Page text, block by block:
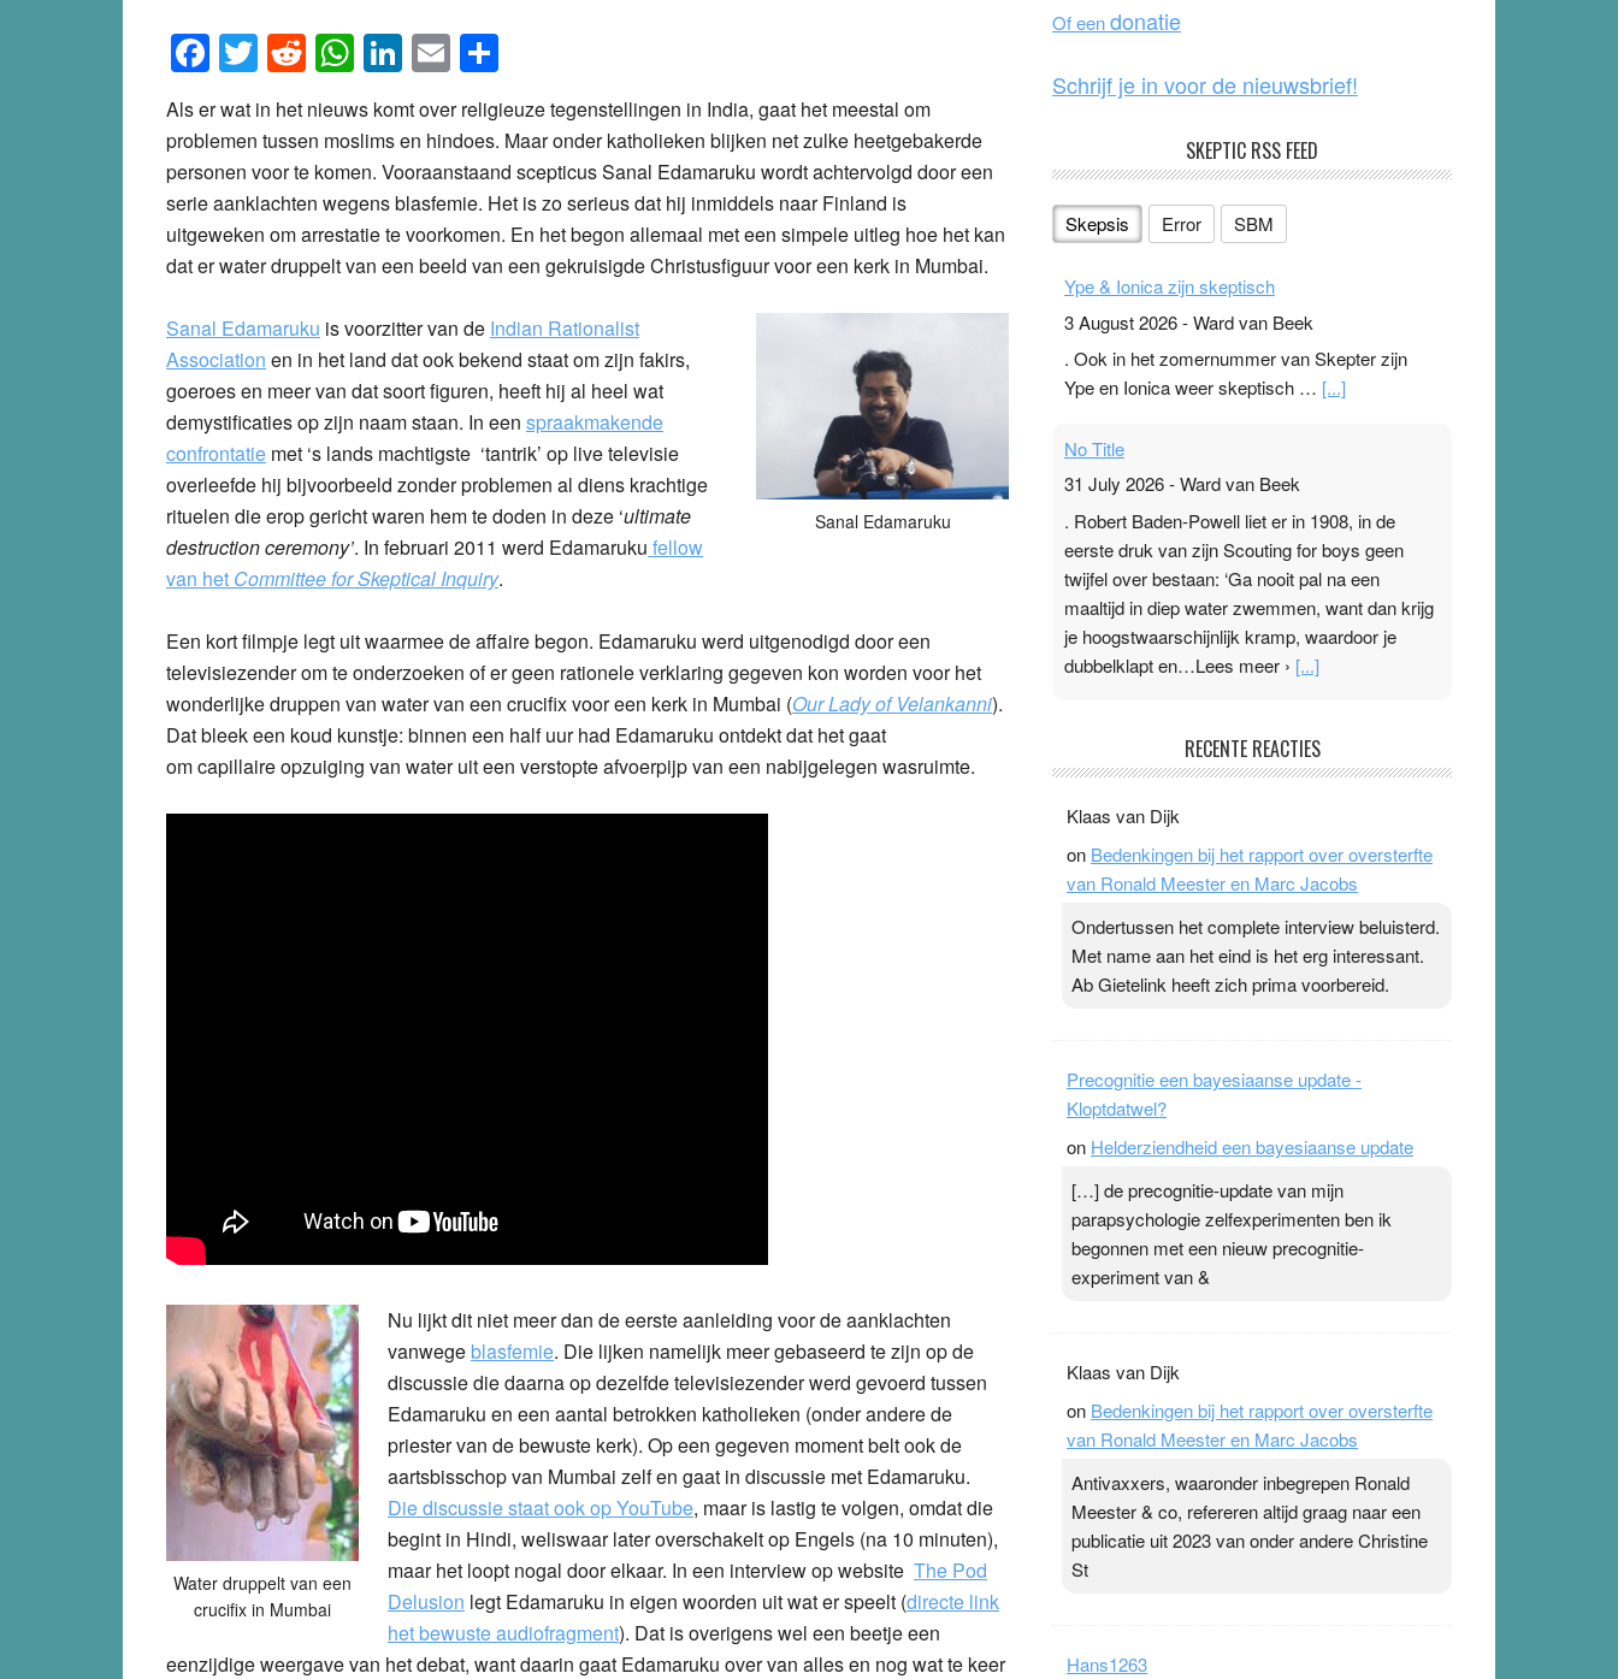
Facebook
Twitter
Reddit
WhatsApp
LinkedIn
Email
Als er wat in het nieuws komt over religieuze tegenstellingen in India, gaat het meestal om
problemen tussen moslims en hindoes. Maar onder katholieken blijken net zulke heetgebakerde
personen voor te komen. Vooraanstaand scepticus Sanal Edamaruku wordt achtervolgd door een
serie aanklachten wegens blasfemie. Het is zo serieus dat hij inmiddels naar Finland is
uitgeweken om arrestatie te voorkomen. En het begon allemaal met een simpele uitleg hoe het kan
dat er water druppelt van een beeld van een gekruisigde Christusfiguur voor een kerk in Mumbai.
Sanal Edamaruku
Sanal Edamaruku is voorzitter van de Indian Rationalist
Association en in het land dat ook bekend staat om zijn fakirs,
goeroes en meer van dat soort figuren, heeft hij al heel wat
demystificaties op zijn naam staan. In een spraakmakende
confrontatie met ‘s lands machtigste ‘tantrik’ op live televisie
overleefde hij bijvoorbeeld zonder problemen al diens krachtige
rituelen die erop gericht waren hem te doden in deze ‘ultimate
destruction ceremony’. In februari 2011 werd Edamaruku fellow
van het Committee for Skeptical Inquiry.
Een kort filmpje legt uit waarmee de affaire begon. Edamaruku werd uitgenodigd door een
televisiezender om te onderzoeken of er geen rationele verklaring gegeven kon worden voor het
wonderlijke druppen van water van een crucifix voor een kerk in Mumbai (Our Lady of Velankanni).
Dat bleek een koud kunstje: binnen een half uur had Edamaruku ontdekt dat het gaat
om capillaire opzuiging van water uit een verstopte afvoerpijp van een nabijgelegen wasruimte.
Water druppelt van een
crucifix in Mumbai
Nu lijkt dit niet meer dan de eerste aanleiding voor de aanklachten
vanwege blasfemie. Die lijken namelijk meer gebaseerd te zijn op de
discussie die daarna op dezelfde televisiezender werd gevoerd tussen
Edamaruku en een aantal betrokken katholieken (onder andere de
priester van de bewuste kerk). Op een gegeven moment belt ook de
aartsbisschop van Mumbai zelf en gaat in discussie met Edamaruku.
Die discussie staat ook op YouTube, maar is lastig te volgen, omdat die
begint in Hindi, weliswaar later overschakelt op Engels (na 10 minuten),
maar het loopt nogal door elkaar. In een interview op website The Pod
Delusion legt Edamaruku in eigen woorden uit wat er speelt (directe link
het bewuste audiofragment). Dat is overigens wel een beetje een
eenzijdige weergave van het debat, want daarin gaat Edamaruku over van alles en nog wat te keer
k
Of eendonatie
Schrijf je in voor de nieuwsbrief!
SKEPTIC RSS FEED
Skepsis Error SBM
Ype & Ionica zijn skeptisch
3 August 2026-Ward van Beek
. Ook in het zomernummer van Skepter zijn
Ype en Ionica weer skeptisch … [...]
No Title
31 July 2026-Ward van Beek
. Robert Baden-Powell liet er in 1908, in de
eerste druk van zijn Scouting for boys geen
twijfel over bestaan: ‘Ga nooit pal na een
maaltijd in diep water zwemmen, want dan krijg
je hoogstwaarschijnlijk kramp, waardoor je
dubbelklapt en…Lees meer › [...]
Ward van Beek
topsporters. Ze hopen ermee hun hartslag te
verlagen terwijl ze meer zuurstof opnemen.
Daarop heeft zo’n pleister geen effect. Maar het
zijn. Door…Lees meer Pleisterplakkers in de
topspsort › [...]
RECENTE REACTIES
Klaas van Dijk
on Bedenkingen bij het rapport over oversterfte
van Ronald Meester en Marc Jacobs
Ondertussen het complete interview beluisterd.
Met name aan het eind is het erg interessant.
Ab Gietelink heeft zich prima voorbereid.
Precognitie een bayesiaanse update -
Kloptdatwel?
on Helderziendheid een bayesiaanse update
[…] de precognitie-update van mijn
parapsychologie zelfexperimenten ben ik
begonnen met een nieuw precognitie-
experiment van &
Klaas van Dijk
on Bedenkingen bij het rapport over oversterfte
van Ronald Meester en Marc Jacobs
Antivaxxers, waaronder inbegrepen Ronald
Meester & co, refereren altijd graag naar een
publicatie uit 2023 van onder andere Christine
St
Hans1263